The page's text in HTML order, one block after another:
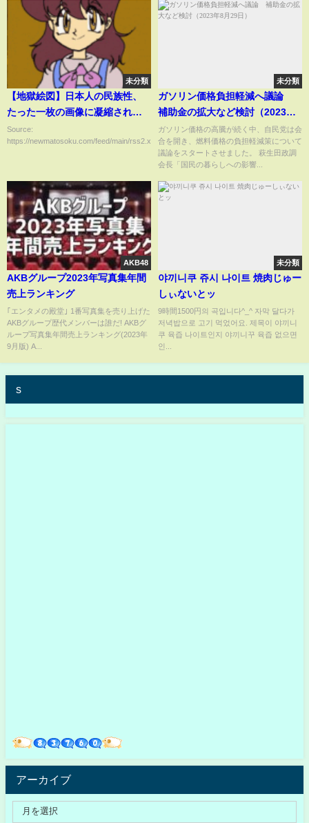
未分類
【地獄絵図】日本人の民族性、
たった一枚の画像に凝縮されて
しまう････
Source:
https://newmatosoku.com/feed/main/rss2.xml...
未分類
ガソリン価格負担軽減へ議論
補助金の拡大など検討（2023年8
月29日）
ガソリン価格の高騰が続く中、自民党は会
合を開き、燃料価格の負担軽減策について
議論をスタートさせました。 萩生田政調
会長「国民の暮らしへの影響...
AKB48
AKBグループ2023年写真集年間
売上ランキング
｢エンタメの殿堂｣ 1番写真集を売り上げた
AKBグループ歴代メンバーは誰だ! AKBグ
ループ写真集年間売上ランキング(2023年
9月版) A...
未分類
야끼니쿠 쥬시 나이트 焼肉じゅー
しぃないとッ
9時間1500円의 곡입니다^_^ 자막 달다가
저녁밥으로 고기 먹었어요. 제목이 야끼니
쿠 육즙 나이트인지 야끼니꾸 육즙 없으면
인...
s
アーカイブ